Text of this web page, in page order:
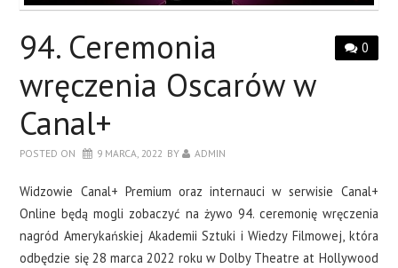
0
94. Ceremonia
wręczenia Oscarów w
Canal+
POSTED ON 9 MARCA, 2022 BY ADMIN
Widzowie Canal+ Premium oraz internauci w serwisie Canal+
Online będą mogli zobaczyć na żywo 94. ceremonię wręczenia
nagród Amerykańskiej Akademii Sztuki i Wiedzy Filmowej, która
odbędzie się 28 marca 2022 roku w Dolby Theatre at Hollywood